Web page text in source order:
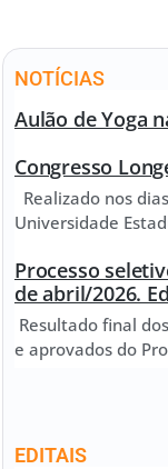
NOTÍCIAS
Aulão de Yoga
Congresso
Realizado nos
Universidade
Processo
de abril/2026.
Resultado final
e aprovados do
EDITAIS